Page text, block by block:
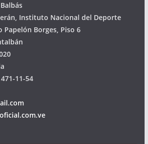
Instituto Nacional del Deporte
Papelón Borges, Piso 6
11-54